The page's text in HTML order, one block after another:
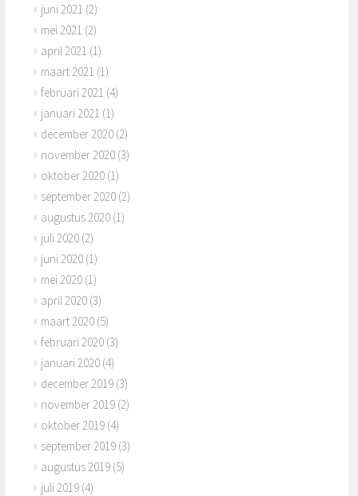
juni 2021 (2)
mei 2021 (2)
april 2021 (1)
maart 2021 (1)
februari 2021 (4)
januari 2021 (1)
december 2020 (2)
november 2020 (3)
oktober 2020 (1)
september 2020 (2)
augustus 2020 (1)
juli 2020 (2)
juni 2020 (1)
mei 2020 (1)
april 2020 (3)
maart 2020 (5)
februari 2020 (3)
januari 2020 (4)
december 2019 (3)
november 2019 (2)
oktober 2019 (4)
september 2019 (3)
augustus 2019 (5)
juli 2019 (4)